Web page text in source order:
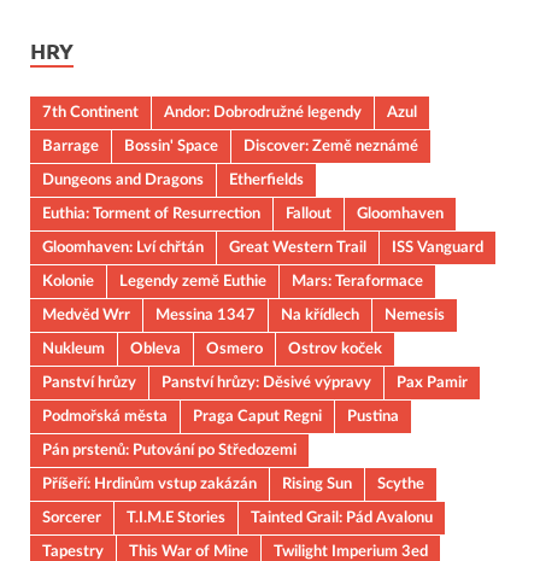
HRY
7th Continent Andor: Dobrodružné legendy
Azul
Barrage
Bossin' Space
Discover: Země neznámé
Dungeons and Dragons
Etherfields
Euthia: Torment of Resurrection
Fallout
Gloomhaven
Gloomhaven: Lví chřtán
Great Western Trail
ISS Vanguard
Kolonie
Legendy země Euthie
Mars: Teraformace
Medvěd Wrr
Messina 1347 Na křídlech
Nemesis
Nukleum
Obleva Osmero
Ostrov koček
Panství hrůzy
Panství hrůzy: Děsivé výpravy
Pax Pamir
Podmořská města
Praga Caput Regni
Pustina
Pán prstenů: Putování po Středozemi
Příšeří: Hrdinům vstup zakázán
Rising Sun
Scythe
Sorcerer
T.I.M.E Stories
Tainted Grail: Pád Avalonu
Tapestry
This War of Mine Twilight Imperium 3ed